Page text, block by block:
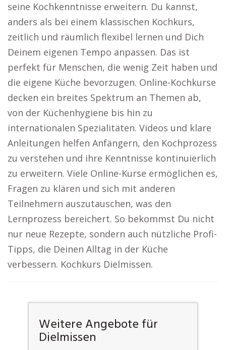
seine Kochkenntnisse erweitern. Du kannst,
anders als bei einem klassischen Kochkurs,
zeitlich und räumlich flexibel lernen und Dich
Deinem eigenen Tempo anpassen. Das ist
perfekt für Menschen, die wenig Zeit haben und
die eigene Küche bevorzugen. Online-Kochkurse
decken ein breites Spektrum an Themen ab,
von der Küchenhygiene bis hin zu
internationalen Spezialitäten. Videos und klare
Anleitungen helfen Anfängern, den Kochprozess
zu verstehen und ihre Kenntnisse kontinuierlich
zu erweitern. Viele Online-Kurse ermöglichen es,
Fragen zu klären und sich mit anderen
Teilnehmern auszutauschen, was den
Lernprozess bereichert. So bekommst Du nicht
nur neue Rezepte, sondern auch nützliche Profi-
Tipps, die Deinen Alltag in der Küche
verbessern. Kochkurs Dielmissen.
Weitere Angebote für
Dielmissen